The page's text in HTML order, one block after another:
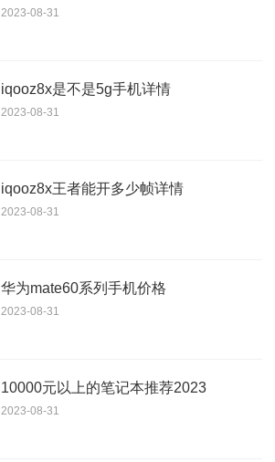
2023-08-31
iqooz8x是不是5g手机详情
2023-08-31
iqooz8x王者能开多少帧详情
2023-08-31
华为mate60系列手机价格
2023-08-31
10000元以上的笔记本推荐2023
2023-08-31